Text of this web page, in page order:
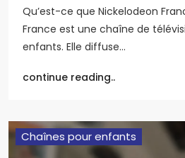
Qu’est-ce que Nickelodeon
France est une chaîne de
enfants. Elle diffuse…
continue reading..
Chaînes pour enfants